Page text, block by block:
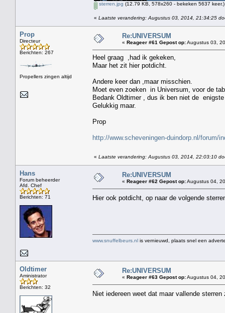
sterren.jpg (12.79 KB, 578x260 - bekeken 5637 keer.)
« Laatste verandering: Augustus 03, 2014, 21:34:25
Prop
Directeur
Berichten: 267
Propellers zingen altijd
Re:UNIVERSUM
« Reageer #61 Gepost op:Augustus 03,
Heel graag ,had ik gekeken,
Maar het zit hier potdicht.
Andere keer dan ,maar misschien.
Moet even zoeken in Universum, voor de
Bedank Oldtimer , dus ik ben niet de
Gelukkig maar.
Prop
http://www.scheveningen-duindorp.nl/forum/
« Laatste verandering: Augustus 03, 2014, 22:03:10
Hans
Forum beheerder
Afd. Chef
Berichten: 71
Re:UNIVERSUM
« Reageer #62 Gepost op:Augustus 04,
Hier ook potdicht, op naar de volgende
www.snuffelbeurs.nl is vernieuwd, plaats snel een
Oldtimer
Aministrator
Berichten: 32
Re:UNIVERSUM
« Reageer #63 Gepost op:Augustus 04,
Niet iedereen weet dat maar vallende